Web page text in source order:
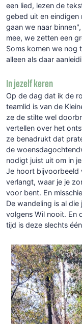
een lied, lezen de
gebed uit en eindigen
gaan we naar
mee, we zetten een
Soms komen we nog
alleen als daar
In jezelf keren
Op de dag dat ik de
teamlid is van de
ze de stilte wel
vertellen over het
ze benadrukt dat
de
nodigt juist uit om in
Je hoort bijvoorbeeld
verlangt, waar je je
voor bent. En
De wandeling is al
volgens Wil nooit. En
tijd is deze slechts